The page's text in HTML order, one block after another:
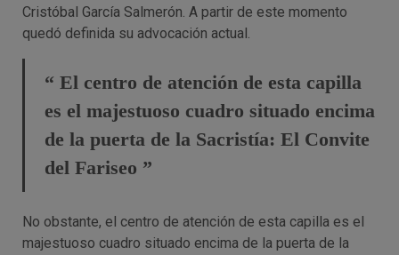
Cristóbal García Salmerón. A partir de este momento
quedó definida su advocación actual.
“ El centro de atención de esta capilla
es el majestuoso cuadro situado encima
de la puerta de la Sacristía: El Convite
del Fariseo ”
No obstante, el centro de atención de esta capilla es el
majestuoso cuadro situado encima de la puerta de la